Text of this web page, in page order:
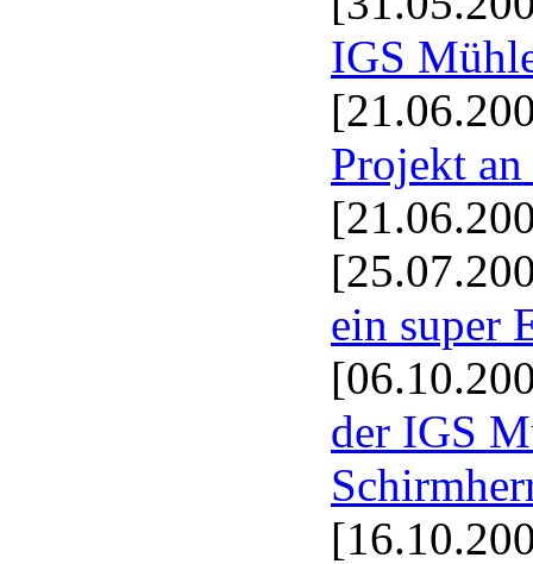
IGS
Projekt
ein super
der IGS